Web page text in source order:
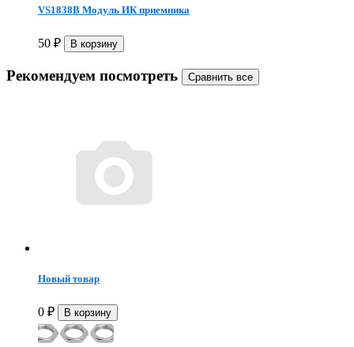
VS1838B Модуль ИК приемника
50 ₽
Рекомендуем посмотреть
Новый товар
0 ₽